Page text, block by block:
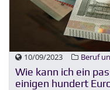
10/09/2023 Beruf
Wie kann ich ein
einigen hundert